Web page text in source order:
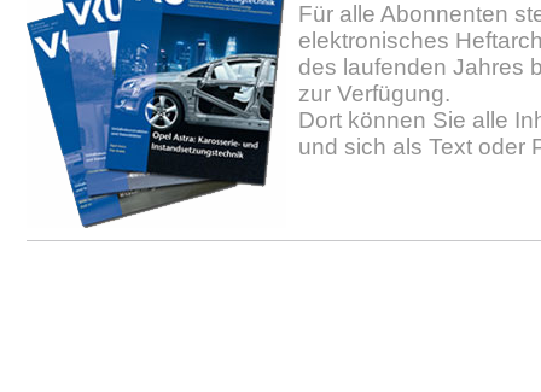
Für alle Abonnenten
elektronisches
des laufenden Jahres
zur Verfügung.
Dort können Sie alle
und sich als Text oder